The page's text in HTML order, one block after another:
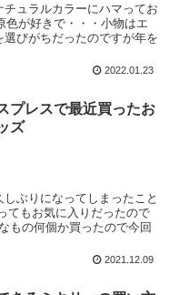
ュラルカラーにハマってお
色が好きで・・・小物はエ
びがちだったのですが年を
2022.01.23
プレスで最近買ったお
ズ
ぶりになってしまったこと
てもお気に入りだったので
もの何個か買ったので今回
2021.12.09